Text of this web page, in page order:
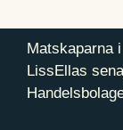
Matskaparna
LissEllas